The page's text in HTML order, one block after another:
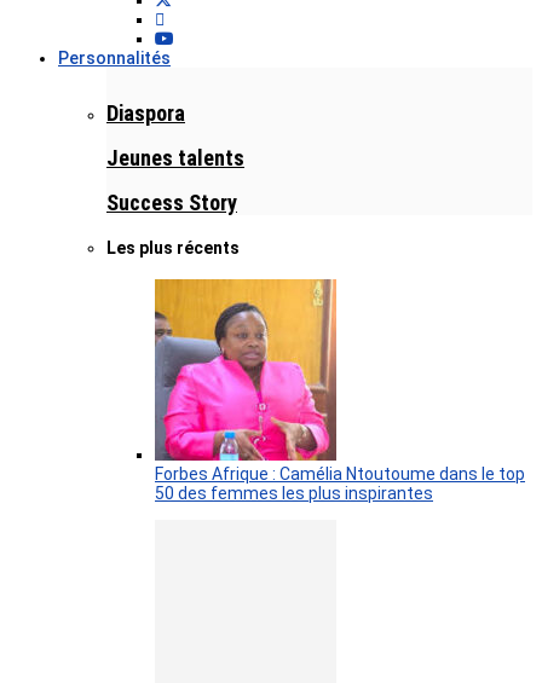
Personnalités
Diaspora
Jeunes talents
Success Story
Les plus récents
Forbes Afrique : Camélia Ntoutoume dans le top
50 des femmes les plus inspirantes